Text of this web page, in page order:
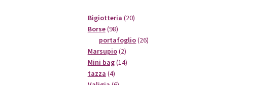
Bigiotteria 2020
Borse 9898
prodotti
portafoglio 2626
Marsupio 22
prodotti
Mini bag 1414
tazza 44